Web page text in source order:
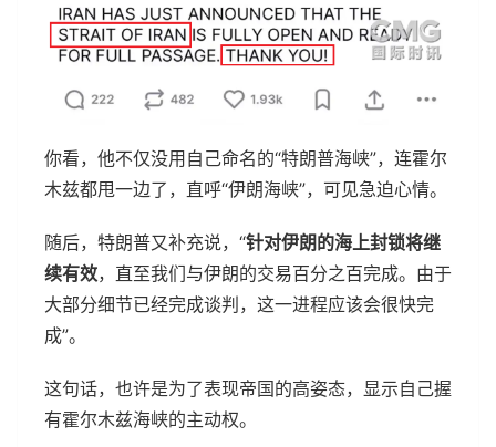
你看，他不仅没用自己命名的“特朗普海峡”，连霍尔
木兹都甩一边了，直呼“伊朗海峡”，可见急迫心情。
随后，特朗普又补充说，“针对伊朗的海上封锁将继
续有效，直至我们与伊朗的交易百分之百完成。由于
大部分细节已经完成谈判，这一进程应该会很快完
成”。
这句话，也许是为了表现帝国的高姿态，显示自己握
有霍尔木兹海峡的主动权。